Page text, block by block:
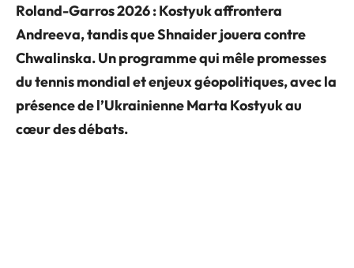
Roland-Garros 2026 : Kostyuk affrontera
Andreeva, tandis que Shnaider jouera contre
Chwalinska. Un programme qui mêle promesses
du tennis mondial et enjeux géopolitiques, avec la
présence de l’Ukrainienne Marta Kostyuk au
cœur des débats.